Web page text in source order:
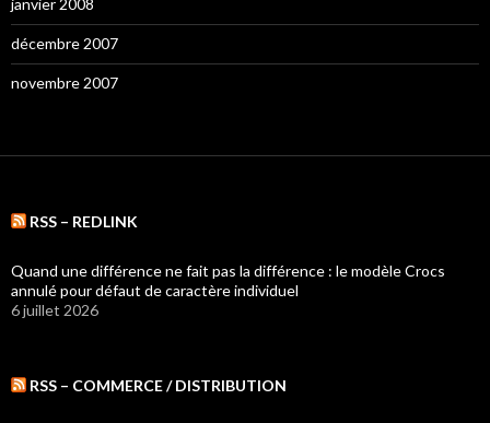
janvier 2008
décembre 2007
novembre 2007
RSS – REDLINK
Quand une différence ne fait pas la différence : le modèle Crocs
annulé pour défaut de caractère individuel
6 juillet 2026
RSS – COMMERCE / DISTRIBUTION